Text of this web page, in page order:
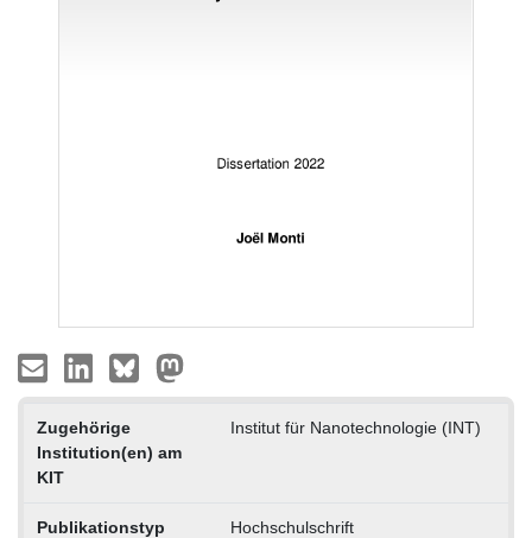
Zugehörige
Institution(en) am
KIT
Institut für Nanotechnologie (INT)
Publikationstyp Hochschulschrift